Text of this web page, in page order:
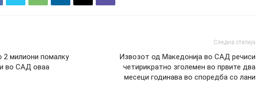
милиони помалку
во САД оваа
Следна статија
Извозот од Македонија во САД речиси
четирикратно зголемен во првите два
месеци годинава во споредба со лани